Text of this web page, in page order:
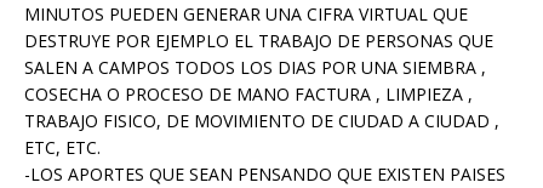
MINUTOS PUEDEN GENERAR UNA CIFRA VIRTUAL QUE
DESTRUYE POR EJEMPLO EL TRABAJO DE PERSONAS QUE
SALEN A CAMPOS TODOS LOS DIAS POR UNA SIEMBRA ,
COSECHA O PROCESO DE MANO FACTURA , LIMPIEZA ,
TRABAJO FISICO, DE MOVIMIENTO DE CIUDAD A CIUDAD ,
ETC, ETC.
-LOS APORTES QUE SEAN PENSANDO QUE EXISTEN PAISES